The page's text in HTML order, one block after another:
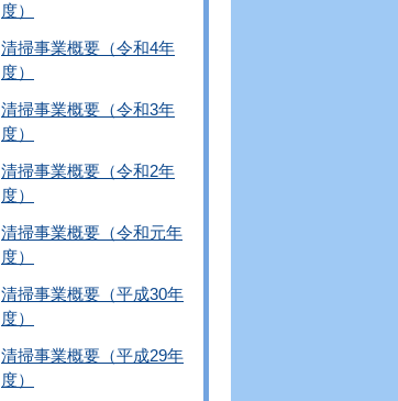
度）
清掃事業概要（令和4年
度）
清掃事業概要（令和3年
度）
清掃事業概要（令和2年
度）
清掃事業概要（令和元年
度）
清掃事業概要（平成30年
度）
清掃事業概要（平成29年
度）